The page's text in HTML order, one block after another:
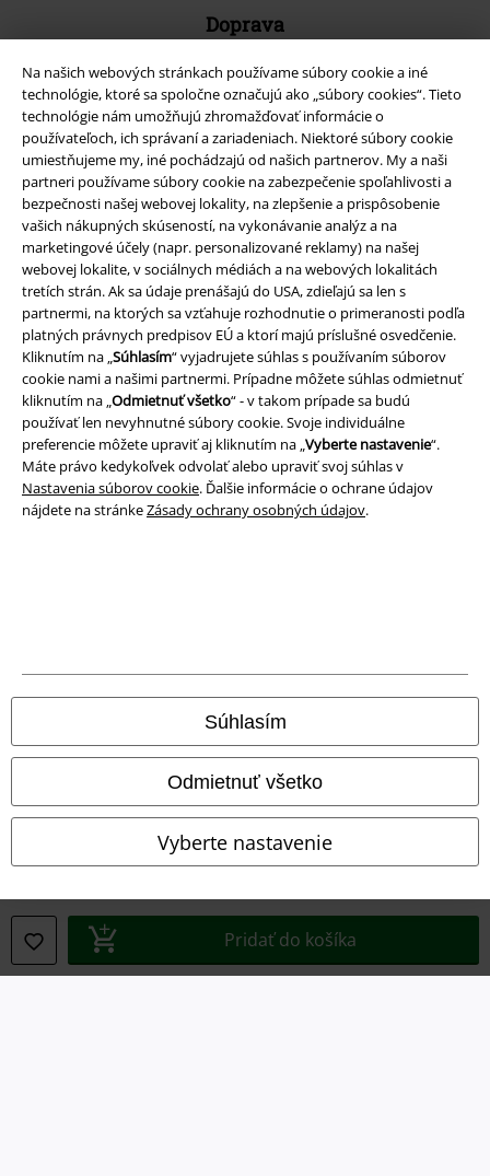
Na našich webových stránkach používame súbory cookie a iné
technológie, ktoré sa spoločne označujú ako „súbory cookies“. Tieto
technológie nám umožňujú zhromažďovať informácie o
používateľoch, ich správaní a zariadeniach. Niektoré súbory cookie
umiestňujeme my, iné pochádzajú od našich partnerov. My a naši
partneri používame súbory cookie na zabezpečenie spoľahlivosti a
bezpečnosti našej webovej lokality, na zlepšenie a prispôsobenie
vašich nákupných skúseností, na vykonávanie analýz a na
marketingové účely (napr. personalizované reklamy) na našej
webovej lokalite, v sociálnych médiách a na webových lokalitách
tretích strán. Ak sa údaje prenášajú do USA, zdieľajú sa len s
partnermi, na ktorých sa vzťahuje rozhodnutie o primeranosti podľa
platných právnych predpisov EÚ a ktorí majú príslušné osvedčenie.
Kliknutím na „Súhlasím“ vyjadrujete súhlas s používaním súborov
cookie nami a našimi partnermi. Prípadne môžete súhlas odmietnuť
kliknutím na „Odmietnuť všetko“ - v takom prípade sa budú
používať len nevyhnutné súbory cookie. Svoje individuálne
preferencie môžete upraviť aj kliknutím na „Vyberte nastavenie“.
Máte právo kedykoľvek odvolať alebo upraviť svoj súhlas v
Nastavenia súborov cookie. Ďalšie informácie o ochrane údajov
nájdete na stránkeZásady ochrany osobných údajov.
Súhlasím
Odmietnuť všetko
Vyberte nastavenie
Pridať do košíka
Doprava
Nová aplikácia EMP
Stiahnite si novú EMP aplikáciu zdarma a využite všetky nové
funkcie a výhody!
A Warner Music Group Company
Právne informácie
Imprint
Ochrana osobných údajov
Likvidácia odpadu a ochrana životného prostredia
Vyhlásenie o zhode
Informácie o prístupnosti